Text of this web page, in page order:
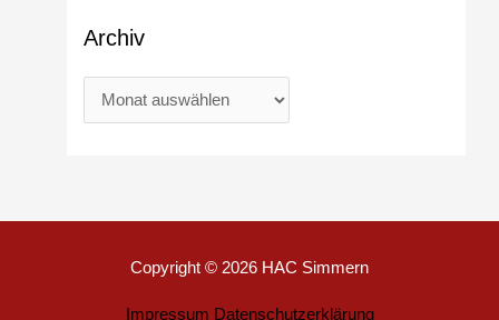
Archiv
Copyright © 2026 HAC Simmern
Impressum Datenschutzerklärung